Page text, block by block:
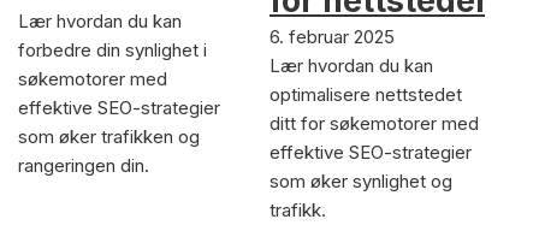
Lær hvordan du kan
forbedre din synlighet i
søkemotorer med
effektive SEO-strategier
som øker trafikken og
rangeringen din.
6. februar 2025
Lær hvordan du kan
optimalisere nettstedet
ditt for søkemotorer med
effektive SEO-strategier
som øker synlighet og
trafikk.